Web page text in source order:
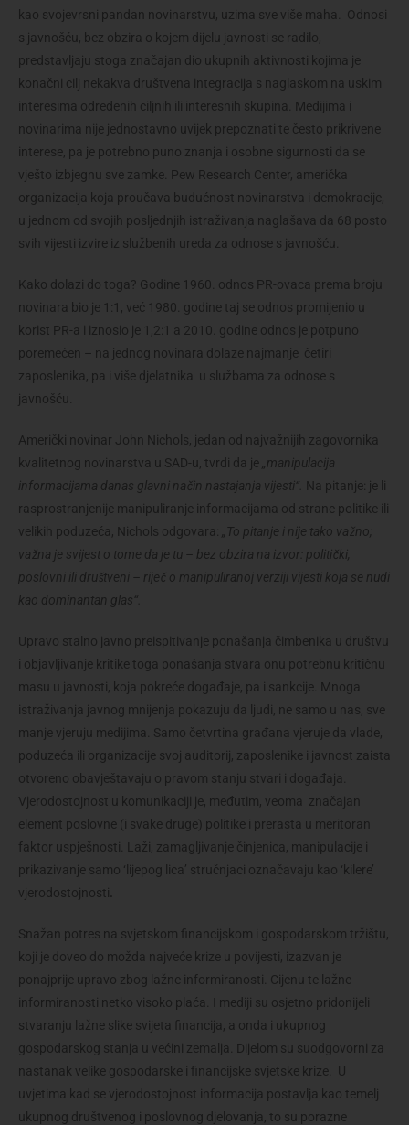
kao svojevrsni pandan novinarstvu, uzima sve više maha. Odnosi
s javnošću, bez obzira o kojem dijelu javnosti se radilo,
predstavljaju stoga značajan dio ukupnih aktivnosti kojima je
konačni cilj nekakva društvena integracija s naglaskom na uskim
interesima određenih ciljnih ili interesnih skupina. Medijima i
novinarima nije jednostavno uvijek prepoznati te često prikrivene
interese, pa je potrebno puno znanja i osobne sigurnosti da se
vješto izbjegnu sve zamke. Pew Research Center, američka
organizacija koja proučava budućnost novinarstva i demokracije,
u jednom od svojih posljednjih istraživanja naglašava da 68 posto
svih vijesti izvire iz službenih ureda za odnose s javnošću.
Kako dolazi do toga? Godine 1960. odnos PR-ovaca prema broju
novinara bio je 1:1, već 1980. godine taj se odnos promijenio u
korist PR-a i iznosio je 1,2:1 a 2010. godine odnos je potpuno
poremećen – na jednog novinara dolaze najmanje četiri
zaposlenika, pa i više djelatnika u službama za odnose s
javnošću.
Američki novinar John Nichols, jedan od najvažnijih zagovornika
kvalitetnog novinarstva u SAD-u, tvrdi da je „manipulacija
informacijama danas glavni način nastajanja vijesti“. Na pitanje: je li
rasprostranjenije manipuliranje informacijama od strane politike ili
velikih poduzeća, Nichols odgovara:
„To pitanje i nije tako važno;
važna je svijest o tome da je tu – bez obzira na izvor: politički,
poslovni ili društveni – riječ o manipuliranoj verziji vijesti koja se nudi
kao dominantan glas“.
Upravo stalno javno preispitivanje ponašanja čimbenika u društvu
i objavljivanje kritike toga ponašanja stvara onu potrebnu kritičnu
masu u javnosti, koja pokreće događaje, pa i sankcije. Mnoga
istraživanja javnog mnijenja pokazuju da ljudi, ne samo u nas, sve
manje vjeruju medijima. Samo četvrtina građana vjeruje da vlade,
poduzeća ili organizacije svoj auditorij, zaposlenike i javnost zaista
otvoreno obavještavaju o pravom stanju stvari i događaja.
Vjerodostojnost u komunikaciji je, međutim, veoma značajan
element poslovne (i svake druge) politike i prerasta u meritoran
faktor uspješnosti. Laži, zamagljivanje činjenica, manipulacije i
prikazivanje samo ‘lijepog lica’ stručnjaci označavaju kao ‘kilere’
vjerodostojnosti
Snažan potres na svjetskom financijskom i gospodarskom tržištu,
koji je doveo do možda najveće krize u povijesti, izazvan je
ponajprije upravo zbog lažne informiranosti. Cijenu te lažne
informiranosti netko visoko plaća. I mediji su osjetno pridonijeli
stvaranju lažne slike svijeta financija, a onda i ukupnog
gospodarskog stanja u većini zemalja. Dijelom su suodgovorni za
nastanak velike gospodarske i financijske svjetske krize. U
uvjetima kad se vjerodostojnost informacija postavlja kao temelj
ukupnog društvenog i poslovnog djelovanja, to su porazne